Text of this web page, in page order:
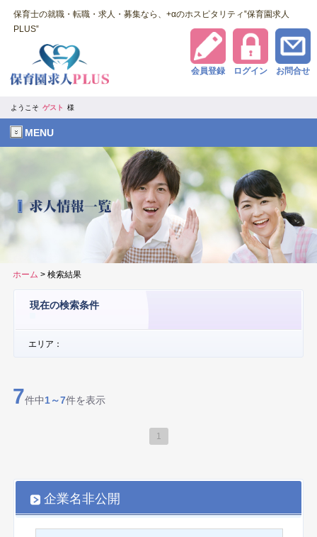
保育士の就職・転職・求人・募集なら、+αのホスピタリティ‟保育園求人
PLUS‟
会員登録 ログイン お問合せ
ようこそ ゲスト 様
MENU
ホーム > 検索結果
現在の検索条件
エリア：
7件中1～7件を表示
1
企業名非公開